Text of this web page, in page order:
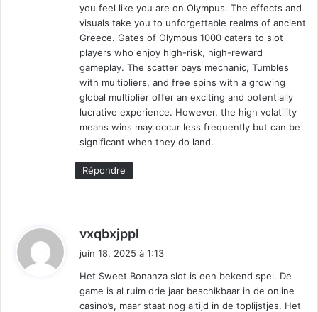
you feel like you are on Olympus. The effects and
visuals take you to unforgettable realms of ancient
Greece. Gates of Olympus 1000 caters to slot
players who enjoy high-risk, high-reward
gameplay. The scatter pays mechanic, Tumbles
with multipliers, and free spins with a growing
global multiplier offer an exciting and potentially
lucrative experience. However, the high volatility
means wins may occur less frequently but can be
significant when they do land.
Répondre
vxqbxjppl
i
:
juin 18, 2025 à 1:13
Het Sweet Bonanza slot is een bekend spel. De
game is al ruim drie jaar beschikbaar in de online
casino’s, maar staat nog altijd in de toplijstjes. Het